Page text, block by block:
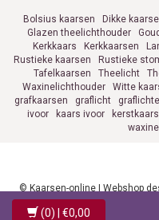
Bolsius kaarsen Dikke
Glazen theelichthouder
Kerkkaars
Kerkkaarsen
Rustieke kaarsen
Rustieke
Tafelkaarsen
Theelicht
Waxinelichthouder
Witte
grafkaarsen
graflicht
ivoor
kaars ivoor
waxine
© Kaarsen-online | Webshop
(0) | €0,00